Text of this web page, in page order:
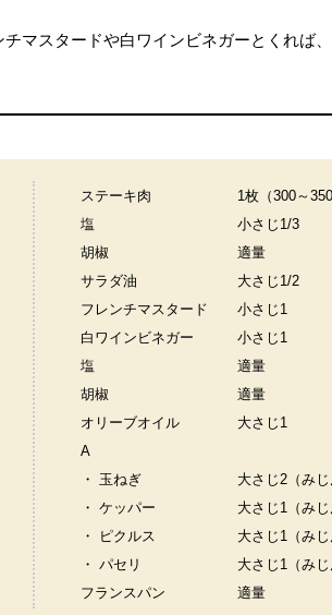
マスタードや白ワインビネガーとくれば
ステーキ肉
1枚（300～
塩
小さじ1/3
胡椒
適量
サラダ油
大さじ1/2
フレンチマスタード
小さじ1
白ワインビネガー
小さじ1
塩
適量
胡椒
適量
オリーブオイル
大さじ1
A
・ 玉ねぎ
大さじ2（みじ
・ ケッパー
大さじ1（みじ
・ ピクルス
大さじ1（みじ
・ パセリ
大さじ1（みじ
フランスパン
適量